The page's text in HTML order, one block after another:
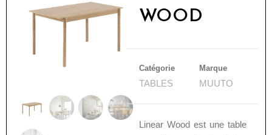
WOOD
Catégorie
TABLES
Marque
MUUTO
Linear Wood est une table